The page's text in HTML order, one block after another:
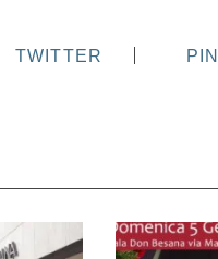
TWITTER